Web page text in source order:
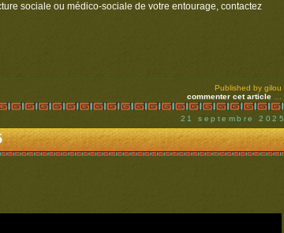
sociale ou médico-sociale de votre entourage, contactez
Published by gilou
commenter cet article
21 septembre 2025